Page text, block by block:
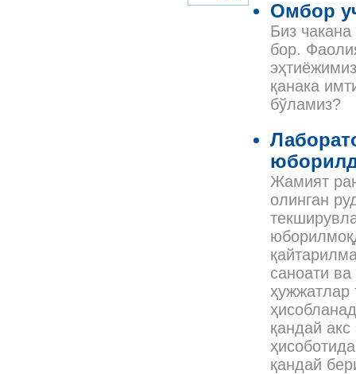
Омбор
Биз
бор.
қанака
бўламиз?
Жамият
олинган
саноати
ҳужжатлар
қандай
қандай